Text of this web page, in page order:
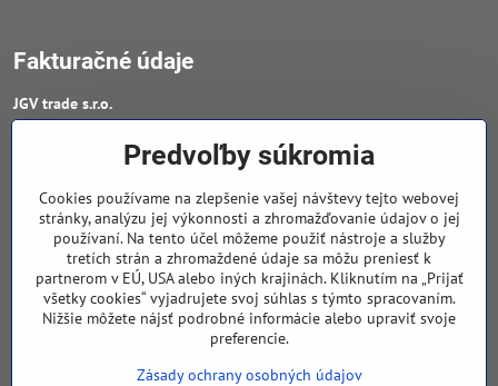
Fakturačné údaje
JGV trade s​.r​.o​.
DIČ : 20223652906
IČ DPH : SK 2023652906
Sledujte naše novinky
Facebook
Predvoľby súkromia
Cookies používame na zlepšenie vašej návštevy tejto webovej
stránky, analýzu jej výkonnosti a zhromažďovanie údajov o jej
používaní. Na tento účel môžeme použiť nástroje a služby
tretích strán a zhromaždené údaje sa môžu preniesť k
partnerom v EÚ, USA alebo iných krajinách. Kliknutím na „Prijať
všetky cookies“ vyjadrujete svoj súhlas s týmto spracovaním.
Nižšie môžete nájsť podrobné informácie alebo upraviť svoje
preferencie.
Zásady ochrany osobných údajov